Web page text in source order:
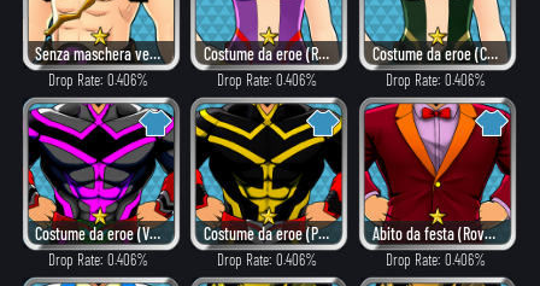
Senza maschera versione α (Rovente)
Drop Rate: 0.406%
Costume da eroe (Rovente)
Drop Rate: 0.406%
Costume da eroe (Combattimento)
Drop Rate: 0.406%
Costume da eroe (Villain)
Drop Rate: 0.406%
Costume da eroe (Pericoloso)
Drop Rate: 0.406%
Abito da festa (Rovente)
Drop Rate: 0.406%